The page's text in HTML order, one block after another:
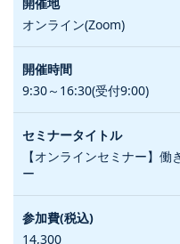
オンライン(Zoom)
9:30～16:30(受付9:00)
【オンラインセミナー】
ー
14,300